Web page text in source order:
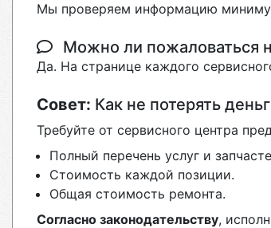
Мы проверяем информацию
Можно ли пожаловаться
Да. На странице каждого
Совет: Как не потерять
Требуйте от сервисного центра
Полный перечень услуг и
Стоимость каждой позиции.
Общая стоимость ремонта.
Согласно законодательству,